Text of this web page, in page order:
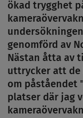
ökad trygghet
genomförd av
Nästan åtta av
uttrycker att de
om påståendet
platser där jag